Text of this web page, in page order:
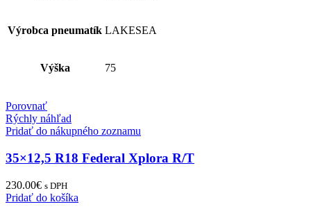
Výrobca pneumatík LAKESEA
Výška 75
Porovnať
Rýchly náhľad
Pridať do nákupného zoznamu
35×12,5 R18 Federal Xplora R/T
230.00€ s DPH
Pridať do košíka